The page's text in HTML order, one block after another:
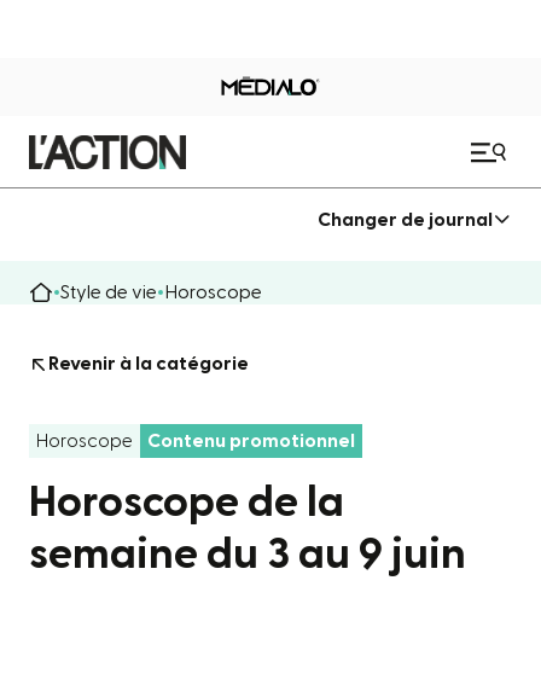
Changer de journal
Style de vie Horoscope
Revenir à la catégorie
Horoscope Contenu promotionnel
Horoscope de la
semaine du 3 au 9 juin